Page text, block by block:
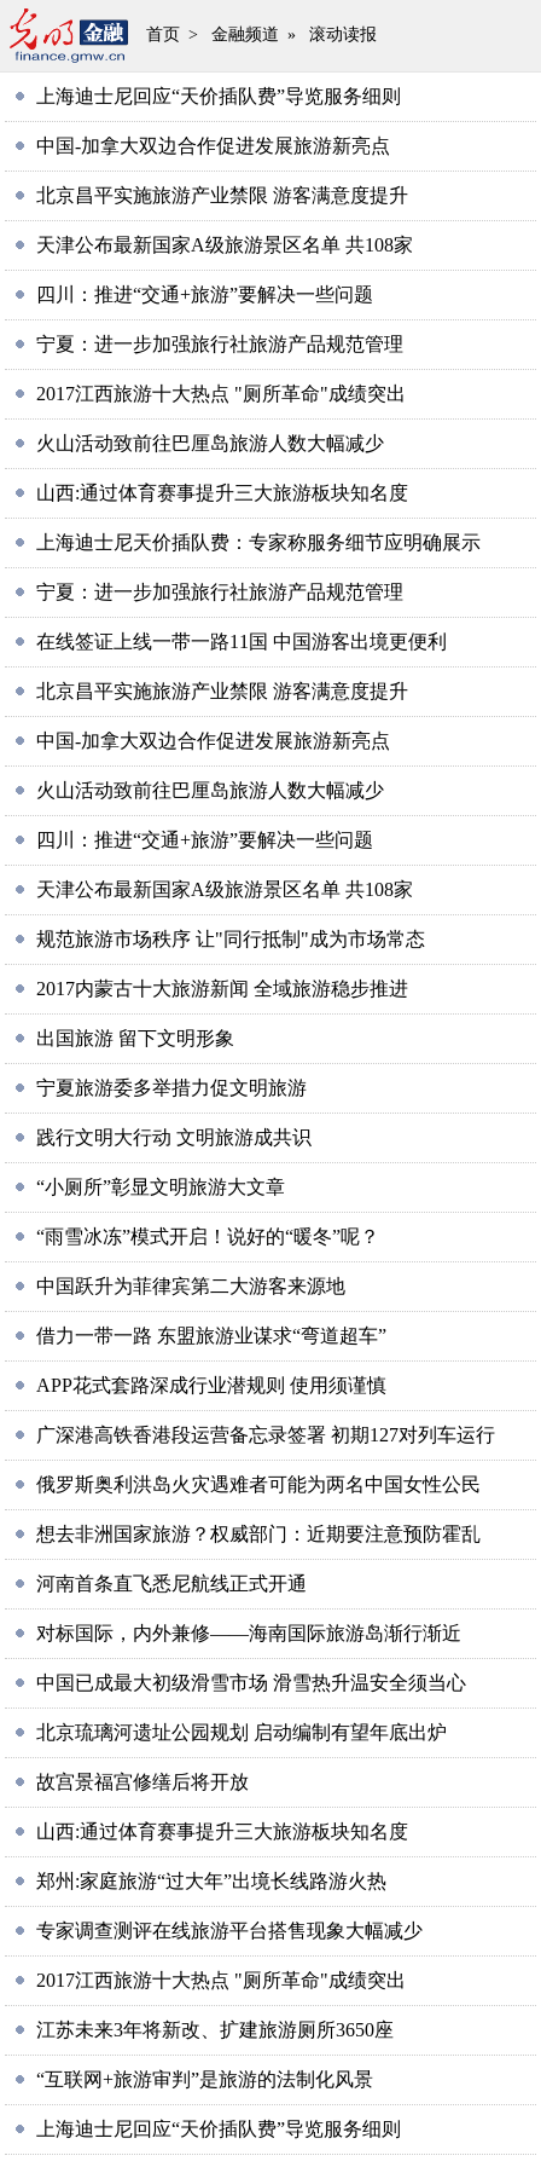
首页 > 金融频道 » 滚动读报
上海迪士尼回应“天价插队费”导览服务细则
中国-加拿大双边合作促进发展旅游新亮点
北京昌平实施旅游产业禁限 游客满意度提升
天津公布最新国家A级旅游景区名单 共108家
四川：推进“交通+旅游”要解决一些问题
宁夏：进一步加强旅行社旅游产品规范管理
2017江西旅游十大热点 "厕所革命"成绩突出
火山活动致前往巴厘岛旅游人数大幅减少
山西:通过体育赛事提升三大旅游板块知名度
上海迪士尼天价插队费：专家称服务细节应明确展示
宁夏：进一步加强旅行社旅游产品规范管理
在线签证上线一带一路11国 中国游客出境更便利
北京昌平实施旅游产业禁限 游客满意度提升
中国-加拿大双边合作促进发展旅游新亮点
火山活动致前往巴厘岛旅游人数大幅减少
四川：推进“交通+旅游”要解决一些问题
天津公布最新国家A级旅游景区名单 共108家
规范旅游市场秩序 让"同行抵制"成为市场常态
2017内蒙古十大旅游新闻 全域旅游稳步推进
出国旅游 留下文明形象
宁夏旅游委多举措力促文明旅游
践行文明大行动 文明旅游成共识
“小厕所”彰显文明旅游大文章
“雨雪冰冻”模式开启！说好的“暖冬”呢？
中国跃升为菲律宾第二大游客来源地
借力一带一路 东盟旅游业谋求“弯道超车”
APP花式套路深成行业潜规则 使用须谨慎
广深港高铁香港段运营备忘录签署 初期127对列车运行
俄罗斯奥利洪岛火灾遇难者可能为两名中国女性公民
想去非洲国家旅游？权威部门：近期要注意预防霍乱
河南首条直飞悉尼航线正式开通
对标国际，内外兼修——海南国际旅游岛渐行渐近
中国已成最大初级滑雪市场 滑雪热升温安全须当心
北京琉璃河遗址公园规划 启动编制有望年底出炉
故宫景福宫修缮后将开放
山西:通过体育赛事提升三大旅游板块知名度
郑州:家庭旅游“过大年”出境长线路游火热
专家调查测评在线旅游平台搭售现象大幅减少
2017江西旅游十大热点 "厕所革命"成绩突出
江苏未来3年将新改、扩建旅游厕所3650座
“互联网+旅游审判”是旅游的法制化风景
上海迪士尼回应“天价插队费”导览服务细则